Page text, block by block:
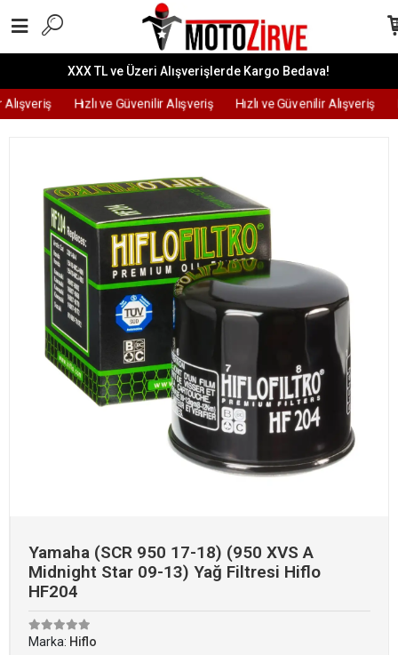
XXX TL ve Üzeri Alışverişlerde Kargo Bedava!
Hızlı ve Güvenilir Alışveriş Hızlı ve Güvenilir Alışveriş
Yamaha (SCR 950 17-18) (950 XVS A
Midnight Star 09-13) Yağ Filtresi Hiflo
HF204
Marka: Hiflo